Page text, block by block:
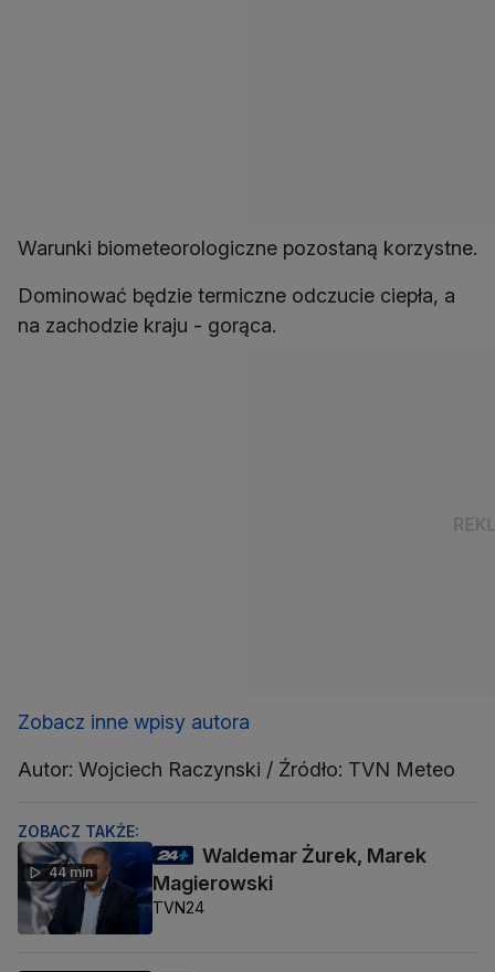
Warunki biometeorologiczne pozostaną korzystne.
Dominować będzie termiczne odczucie ciepła, a
na zachodzie kraju - gorąca.
Zobacz inne wpisy autora
Autor: Wojciech Raczynski / Źródło: TVN Meteo
ZOBACZ TAKŻE:
44 min
Waldemar Żurek, Marek
Magierowski
TVN24